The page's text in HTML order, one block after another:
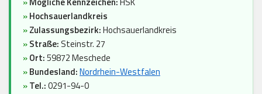
»Hochsauerlandkreis
»Zulassungsbezirk:Hochsauerlandkreis
»Straße: Steinstr. 27
»Ort:59872 Meschede
»Bundesland:Nordrhein-Westfalen
»Tel.:0291-94-0